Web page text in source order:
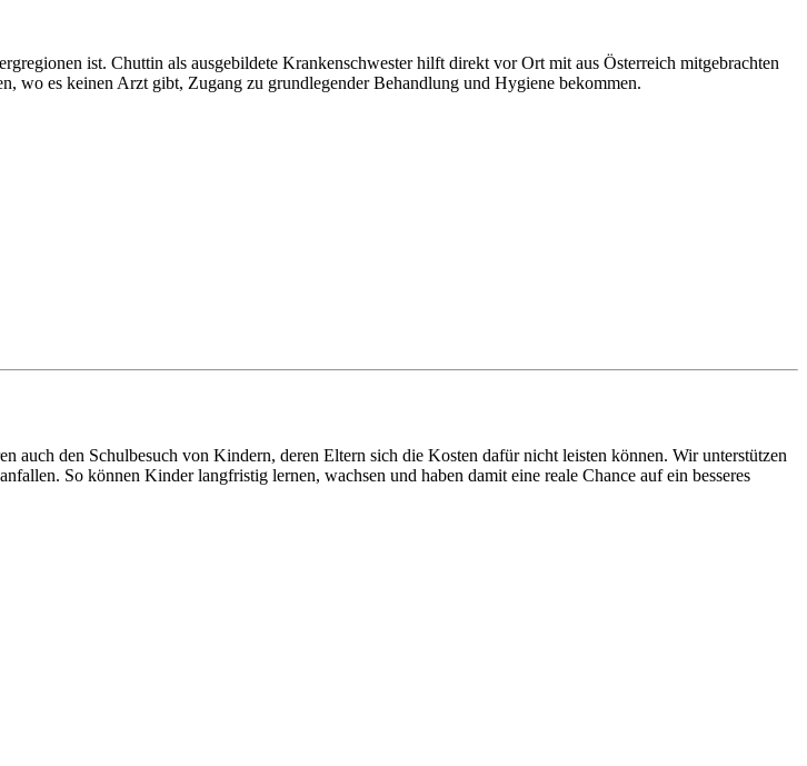
ist. Chuttin als ausgebildete Krankenschwester hilft direkt vor Ort mit aus Österreich mitgebrachten
wo es keinen Arzt gibt, Zugang zu grundlegender Behandlung und Hygiene bekommen.
auch den Schulbesuch von Kindern, deren Eltern sich die Kosten dafür nicht leisten können. Wir unterstützen
So können Kinder langfristig lernen, wachsen und haben damit eine reale Chance auf ein besseres